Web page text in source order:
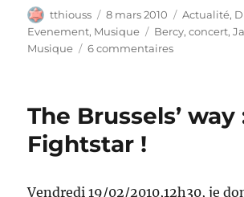
Auteur
tthiouss
Publié
le
8 mars 2010 Catégories
Actualité,
Evenement, Musique Étiquettes
Bercy,concert,
Musique
6 commentairessur
Bercy
The Brussels’ way
Fightstar !
Vendredi 19/02/2010,12h30, je